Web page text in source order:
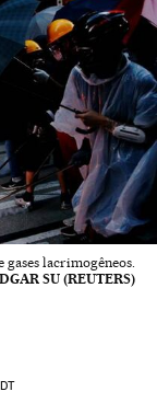
gases lacrimogêneos.
SU (REUTERS)